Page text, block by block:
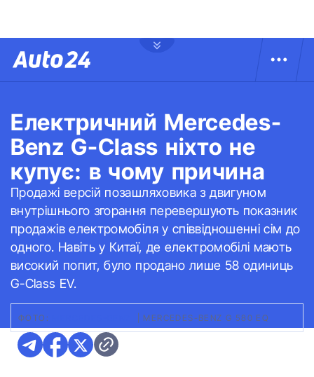
Електричний Mercedes-
Benz G-Class ніхто не
купує: в чому причина
Продажі версій позашляховика з двигуном
внутрішнього згорання перевершують показник
продажів електромобіля у співвідношенні сім до
одного. Навіть у Китаї, де електромобілі мають
високий попит, було продано лише 58 одиниць
G-Class EV.
ФОТО: MERCEDES-BENZ G 580 EQ